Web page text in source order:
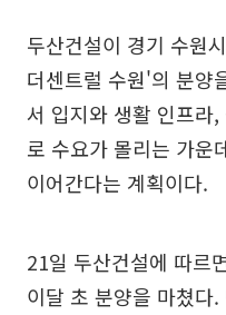
두산건설이 경기 수원
더센트럴 수원'의 분양
서 입지와 생활 인프라
로 수요가 몰리는 가운
이어간다는 계획이다.
21일 두산건설에 따르
이달 초 분양을 마쳤다